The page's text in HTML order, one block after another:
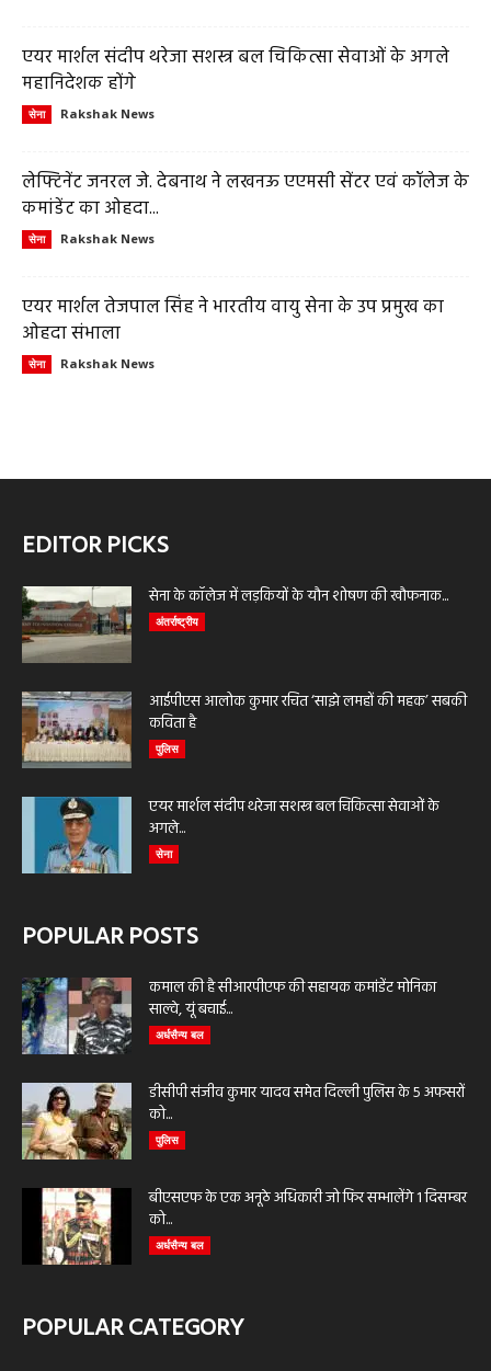
एयर मार्शल संदीप थरेजा सशस्त्र बल चिकित्सा सेवाओं के अगले
महानिदेशक होंगे
सेना Rakshak News
लेफ्टिनेंट जनरल जे. देबनाथ ने लखनऊ एएमसी सेंटर एवं कॉलेज के
कमांडेंट का ओहदा...
सेना Rakshak News
एयर मार्शल तेजपाल सिंह ने भारतीय वायु सेना के उप प्रमुख का
ओहदा संभाला
सेना Rakshak News
EDITOR PICKS
सेना के कॉलेज में लड़कियों के यौन शोषण की खौफनाक...
अंतर्राष्ट्रीय
आईपीएस आलोक कुमार रचित ‘साझे लमहों की महक’ सबकी
कविता है
पुलिस
एयर मार्शल संदीप थरेजा सशस्त्र बल चिकित्सा सेवाओं के
अगले...
सेना
POPULAR POSTS
कमाल की है सीआरपीएफ की सहायक कमांडेंट मोनिका
साल्वे, यूं बचाई...
अर्धसैन्य बल
डीसीपी संजीव कुमार यादव समेत दिल्ली पुलिस के 5 अफसरों
को...
पुलिस
बीएसएफ के एक अनूठे अधिकारी जो फिर सम्भालेंगे 1 दिसम्बर
को...
अर्धसैन्य बल
POPULAR CATEGORY